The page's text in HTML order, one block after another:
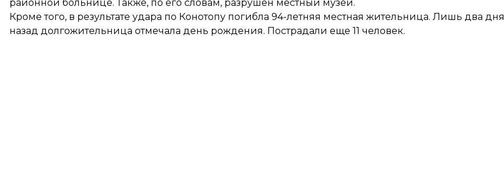
районной больнице. Также, по его словам, разрушен местный музей.
Кроме того, в результате удара по Конотопу погибла 94-летняя местная жительница. Лишь два дня
назад долгожительница отмечала день рождения. Пострадали еще 11 человек.